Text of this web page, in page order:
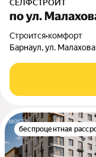
СЕЛФСТРОИТ
по ул.
Строится•комфорт
Барнаул, ул.
беспроцентная